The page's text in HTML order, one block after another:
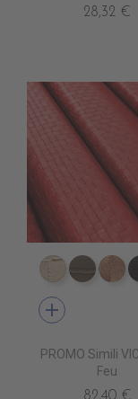
28,32 €
ED6001
add
PROMO Simili
Feu
82,40 €